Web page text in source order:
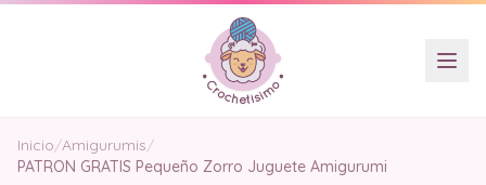
Inicio/Amigurumis/
PATRON GRATIS Pequeño Zorro Juguete Amigurumi